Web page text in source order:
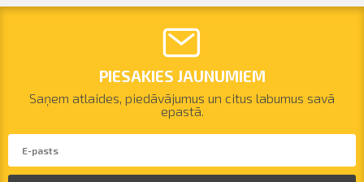
PIESAKIES JAUNUMIEM
Saņem atlaides, piedāvājumus un citus labumus savā
epastā.